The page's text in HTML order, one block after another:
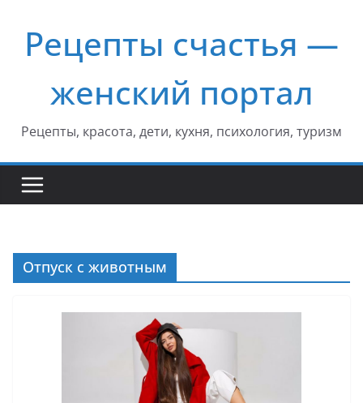
содержимому
Рецепты счастья —
женский портал
Рецепты, красота, дети, кухня, психология, туризм
Отпуск с животным